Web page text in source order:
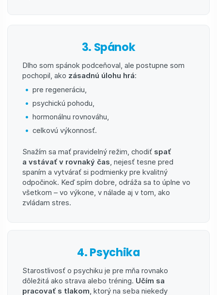
3. Spánok
Dlho som spánok podceňoval, ale postupne som
pochopil, ako zásadnú úlohu hrá:
pre regeneráciu,
psychickú pohodu,
hormonálnu rovnováhu,
celkovú výkonnosť.
Snažím sa mať pravidelný režim, chodiť spať
a vstávať v rovnaký čas , nejesť tesne pred
spaním a vytvárať si podmienky pre kvalitný
odpočinok. Keď spím dobre, odráža sa to úplne vo
všetkom – vo výkone, v nálade aj v tom, ako
zvládam stres.
4. Psychika
Starostlivosť o psychiku je pre mňa rovnako
dôležitá ako strava alebo tréning. Učím sa
pracovať s tlakom, ktorý na seba niekedy